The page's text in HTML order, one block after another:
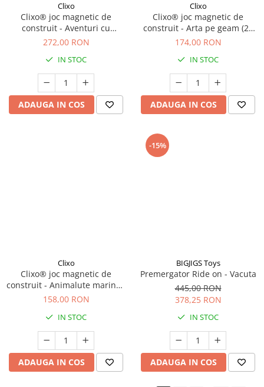
Clixo
Clixo® joc magnetic de
construit - Aventuri cu
dinozauri (36 piese)
272,00 RON
IN STOC
ADAUGA IN COS
Clixo
Clixo® joc magnetic de
construit - Arta pe geam (24
piese)
174,00 RON
IN STOC
ADAUGA IN COS
Clixo
Clixo® joc magnetic de
construit - Animalute marine (
24 piese)
158,00 RON
IN STOC
ADAUGA IN COS
-15%
BIGJIGS Toys
Premergator Ride on - Vacuta
445,00 RON
378,25 RON
IN STOC
ADAUGA IN COS